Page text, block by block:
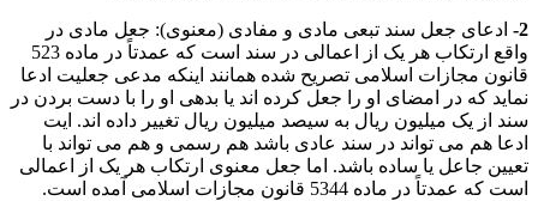
2-
ادعای جعل سند تبعی مادی و مفادی (معنوی): جعل مادی در
واقع ارتکاب هر یک از اعمالی در سند است که عمدتاً در ماده 523
قانون مجازات اسلامی تصریح شده همانند اینکه مدعی جعلیت ادعا
نماید که در امضای او را جعل کرده اند یا بدهی او را با دست بردن در
سند از یک میلیون ریال به سیصد میلیون ریال تغییر داده اند. ایت
ادعا هم می تواند در سند عادی باشد هم رسمی و هم می تواند با
تعیین جاعل یا ساده باشد. اما جعل معنوی ارتکاب هر یک از اعمالی
است که عمدتاً در ماده 5344 قانون مجازات اسلامی آمده است.